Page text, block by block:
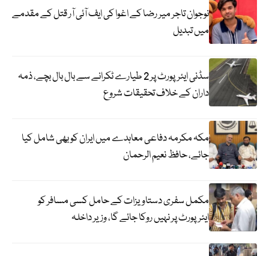
نوجوان تاجر میر رضا کے اغوا کی ایف آئی آر قتل کے مقدمے
میں تبدیل
سڈنی ایئرپورٹ پر 2 طیارے ٹکرانے سے بال بال بچے، ذمہ
داران کے خلاف تحقیقات شروع
مکہ مکرمہ دفاعی معاہدے میں ایران کو بھی شامل کیا
جائے، حافظ نعیم الرحمان
مکمل سفری دستاویزات کے حامل کسی مسافر کو
ایئرپورٹ پر نہیں روکا جائے گا، وزیر داخلہ